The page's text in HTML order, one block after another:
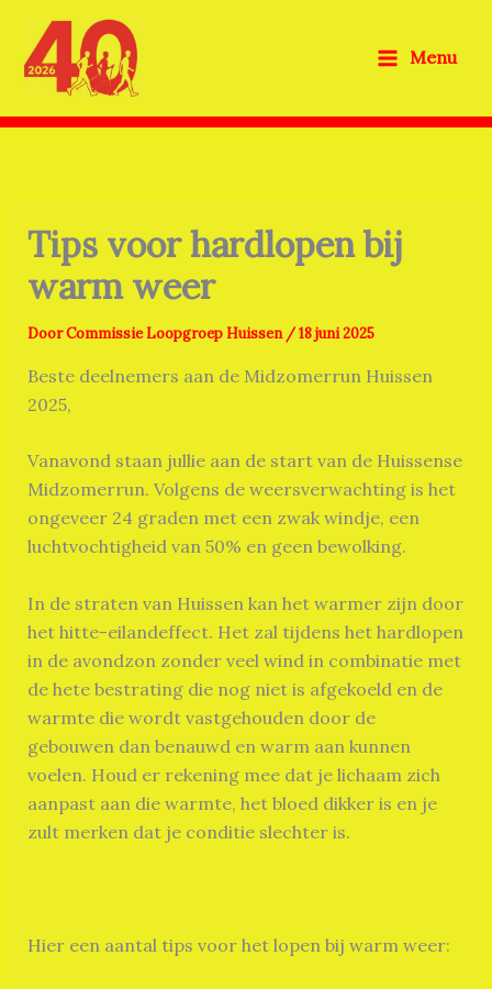
naar
Menu
Tips voor hardlopen bij
warm weer
DoorCommissie Loopgroep Huissen /18 juni 2025
Beste deelnemers aan de Midzomerrun Huissen
2025,
Vanavond staan jullie aan de start van de Huissense
Midzomerrun. Volgens de weersverwachting is het
ongeveer 24 graden met een zwak windje, een
luchtvochtigheid van 50% en geen bewolking.
In de straten van Huissen kan het warmer zijn door
het hitte-eilandeffect. Het zal tijdens het hardlopen
in de avondzon zonder veel wind in combinatie met
de hete bestrating die nog niet is afgekoeld en de
warmte die wordt vastgehouden door de
gebouwen dan benauwd en warm aan kunnen
voelen. Houd er rekening mee dat je lichaam zich
aanpast aan die warmte, het bloed dikker is en je
zult merken dat je conditie slechter is.
Hier een aantal tips voor het lopen bij warm weer: